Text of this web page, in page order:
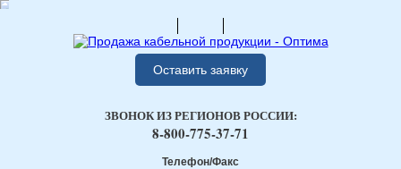
Оставить заявку
Телефон/Факс
ЗВОНОК ИЗ РЕГИОНОВ РОССИИ:
8-800-775-37-71